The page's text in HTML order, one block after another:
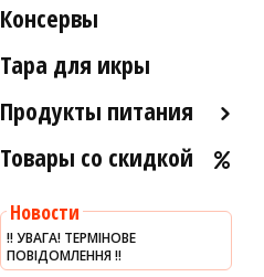
Мидии
Мясо гребешка
Рапаны
Устрицы
Другое
Рыба слабосоленая
Рыба холодного и
Индейка
Консервы
Тара для икры
Продукты питания
Оливковое масло
Уксус
Сыры
Товары со скидкой
Новости
‼️ УВАГА! ТЕРМІНОВЕ
ПОВІДОМЛЕННЯ ‼️